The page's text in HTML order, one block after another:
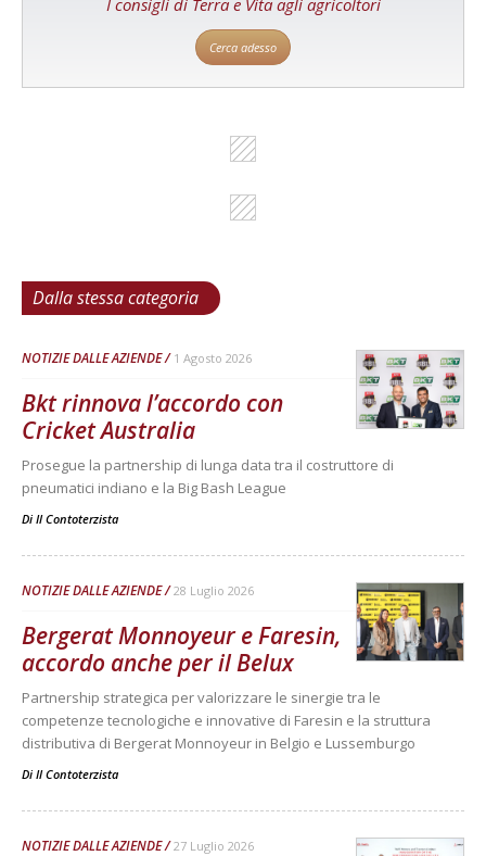
I consigli di Terra e Vita agli agricoltori
Cerca adesso
Dalla stessa categoria
NOTIZIE DALLE AZIENDE 1 Agosto 2026
Bkt rinnova l’accordo con
Cricket Australia
Prosegue la partnership di lunga data tra il costruttore di
pneumatici indiano e la Big Bash League
Di Il Contoterzista
NOTIZIE DALLE AZIENDE 28 Luglio 2026
Bergerat Monnoyeur e Faresin,
accordo anche per il Belux
Partnership strategica per valorizzare le sinergie tra le
competenze tecnologiche e innovative di Faresin e la struttura
distributiva di Bergerat Monnoyeur in Belgio e Lussemburgo
Di Il Contoterzista
NOTIZIE DALLE AZIENDE 27 Luglio 2026